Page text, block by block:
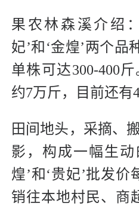
果农林森溪介绍
妃’和‘金煌’两个品
单株可达300-400
约7万斤，目前还有
田间地头，采摘、
影，构成一幅生动
煌’和‘贵妃’批发
销往本地村民、商